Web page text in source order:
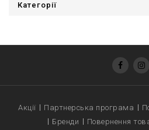
Категорії
Акції Партнерська програма
Бренди
Повернення